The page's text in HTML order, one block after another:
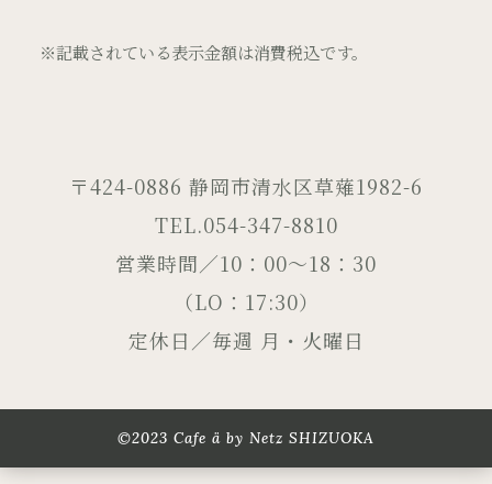
※記載されている表示金額は消費税込です。
〒424-0886 静岡市清水区草薙1982-6
TEL.054-347-8810
営業時間／10：00～18：30
（LO：17:30）
定休日／毎週 月・火曜日
©2023 Cafe ä by Netz SHIZUOKA